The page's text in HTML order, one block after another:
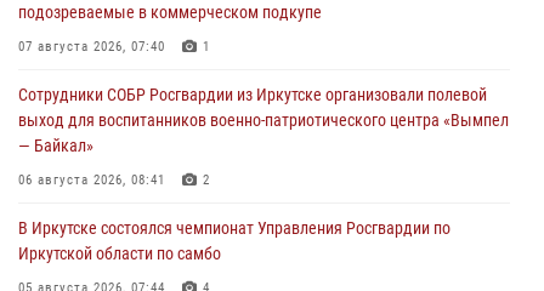
подозреваемые в коммерческом подкупе
07 августа 2026, 07:40 1
Сотрудники СОБР Росгвардии из Иркутске организовали полевой
выход для воспитанников военно-патриотического центра «Вымпел
— Байкал»
06 августа 2026, 08:41 2
В Иркутске состоялся чемпионат Управления Росгвардии по
Иркутской области по самбо